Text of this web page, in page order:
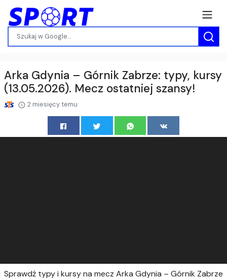
Arka Gdynia – Górnik Zabrze: typy, kursy
(13.05.2026). Mecz ostatniej szansy!
2 miesięcy temu
Sprawdź typy i kursy na mecz Arka Gdynia – Górnik Zabrze